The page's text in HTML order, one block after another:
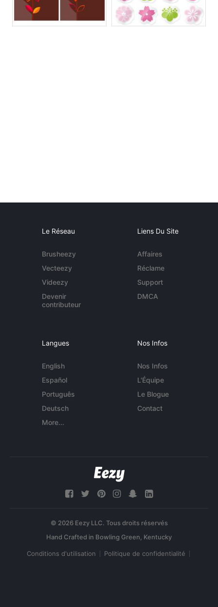
Le Réseau
Brusheezy
Vecteezy
Videezy
Devenir
contributeur
Liens Du Site
Affaires
Réclame
Support
DMCA
Langues
English
Español
Português
Deutsch
More...
Nos Infos
Nos Infos
L'Équipe
Le Blogue
Contact
© 2026 Eezy LLC. Tous droits réservés
Conditions d'utilisation Politique de confidentialité